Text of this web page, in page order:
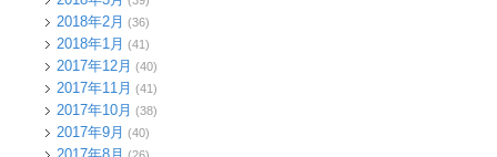
2018年2月 (36)
2018年1月 (41)
2017年12月 (40)
2017年11月 (41)
2017年10月 (38)
2017年9月 (40)